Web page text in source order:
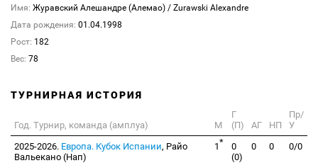
Имя: Журавский Алешандре (Алемао) / Zurawski Alexandre
Дата рождения: 01.04.1998
Рост: 182
Вес: 78
ТУРНИРНАЯ ИСТОРИЯ
Год. Турнир, команда (амплуа) М
Г
(П)
АГ НП
Пр/
У
2025-2026. Европа. Кубок Испании, Райо
Вальекано (Нап)
1*
0
(0)
0 0 0/0